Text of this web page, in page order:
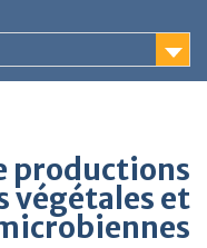
productions
végétales et